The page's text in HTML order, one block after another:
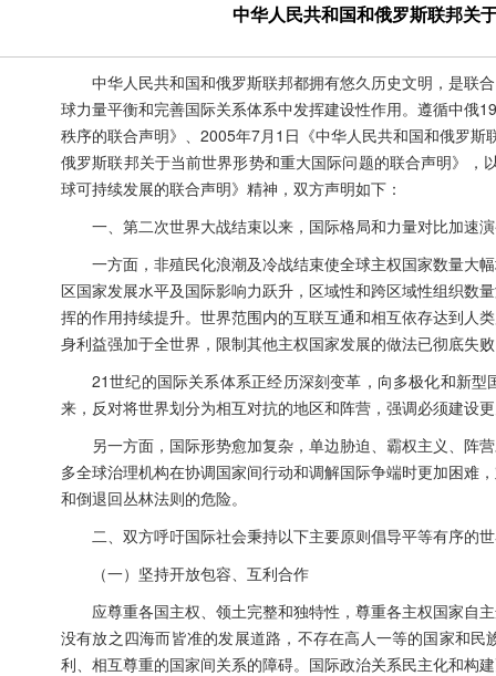
中华人民共和国和俄罗斯联邦关
中华人民共和国和俄罗斯联邦都拥有悠久历史文明，是联
球力量平衡和完善国际关系体系中发挥建设性作用。遵循中俄
秩序的联合声明》、2005年7月1日《中华人民共和国和俄罗
俄罗斯联邦关于当前世界形势和重大国际问题的联合声明》
球可持续发展的联合声明》精神，双方声明如下：
一、第二次世界大战结束以来，国际格局和力量对比加速
一方面，非殖民化浪潮及冷战结束使全球主权国家数量大
区国家发展水平及国际影响力跃升，区域性和跨区域性组织数
挥的作用持续提升。世界范围内的互联互通和相互依存达到人
身利益强加于全世界，限制其他主权国家发展的做法已彻底失
21世纪的国际关系体系正经历深刻变革，向多极化和新
来，反对将世界划分为相互对抗的地区和阵营，强调必须建设
另一方面，国际形势愈加复杂，单边胁迫、霸权主义、阵
多全球治理机构在协调国家间行动和调解国际争端时更加困难
和倒退回丛林法则的危险。
二、双方呼吁国际社会秉持以下主要原则倡导平等有序的
（一）坚持开放包容、互利合作
应尊重各国主权、领土完整和独特性，尊重各主权国家自
没有放之四海而皆准的发展道路，不存在高人一等的国家和
利、相互尊重的国家间关系的障碍。国际政治关系民主化和构